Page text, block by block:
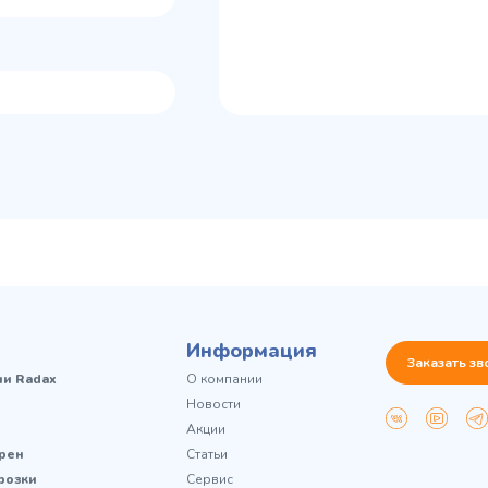
Radax
Информация
О компании
Новости
Акции
Статьи
Сервис
Заказать